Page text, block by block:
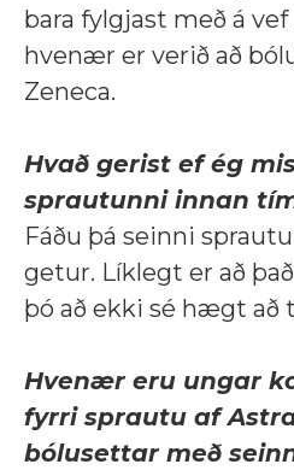
bara fylgjast með á
hvenær er verið að
Zeneca.
Hvað gerist ef ég
sprautunni innan
Fáðu þá seinni
getur. Líklegt er að
þó að ekki sé hægt að
Hvenær eru ungar
fyrri sprautu af
bólusettar með